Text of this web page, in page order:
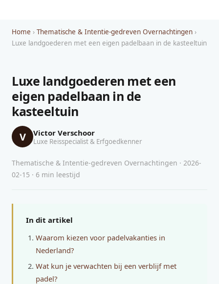
Home › Thematische & Intentie-gedreven Overnachtingen ›
Luxe landgoederen met een eigen padelbaan in de kasteeltuin
Luxe landgoederen met een
eigen padelbaan in de
kasteeltuin
V Victor Verschoor
Luxe Reisspecialist & Erfgoedkenner
Thematische & Intentie-gedreven Overnachtingen · 2026-
02-15 · 6 min leestijd
In dit artikel
Waarom kiezen voor padelvakanties in
Nederland?
Wat kun je verwachten bij een verblijf met
padel?